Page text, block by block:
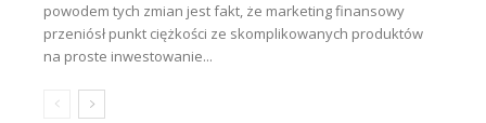
powodem tych zmian jest fakt, że marketing finansowy
przeniósł punkt ciężkości ze skomplikowanych produktów
na proste inwestowanie...